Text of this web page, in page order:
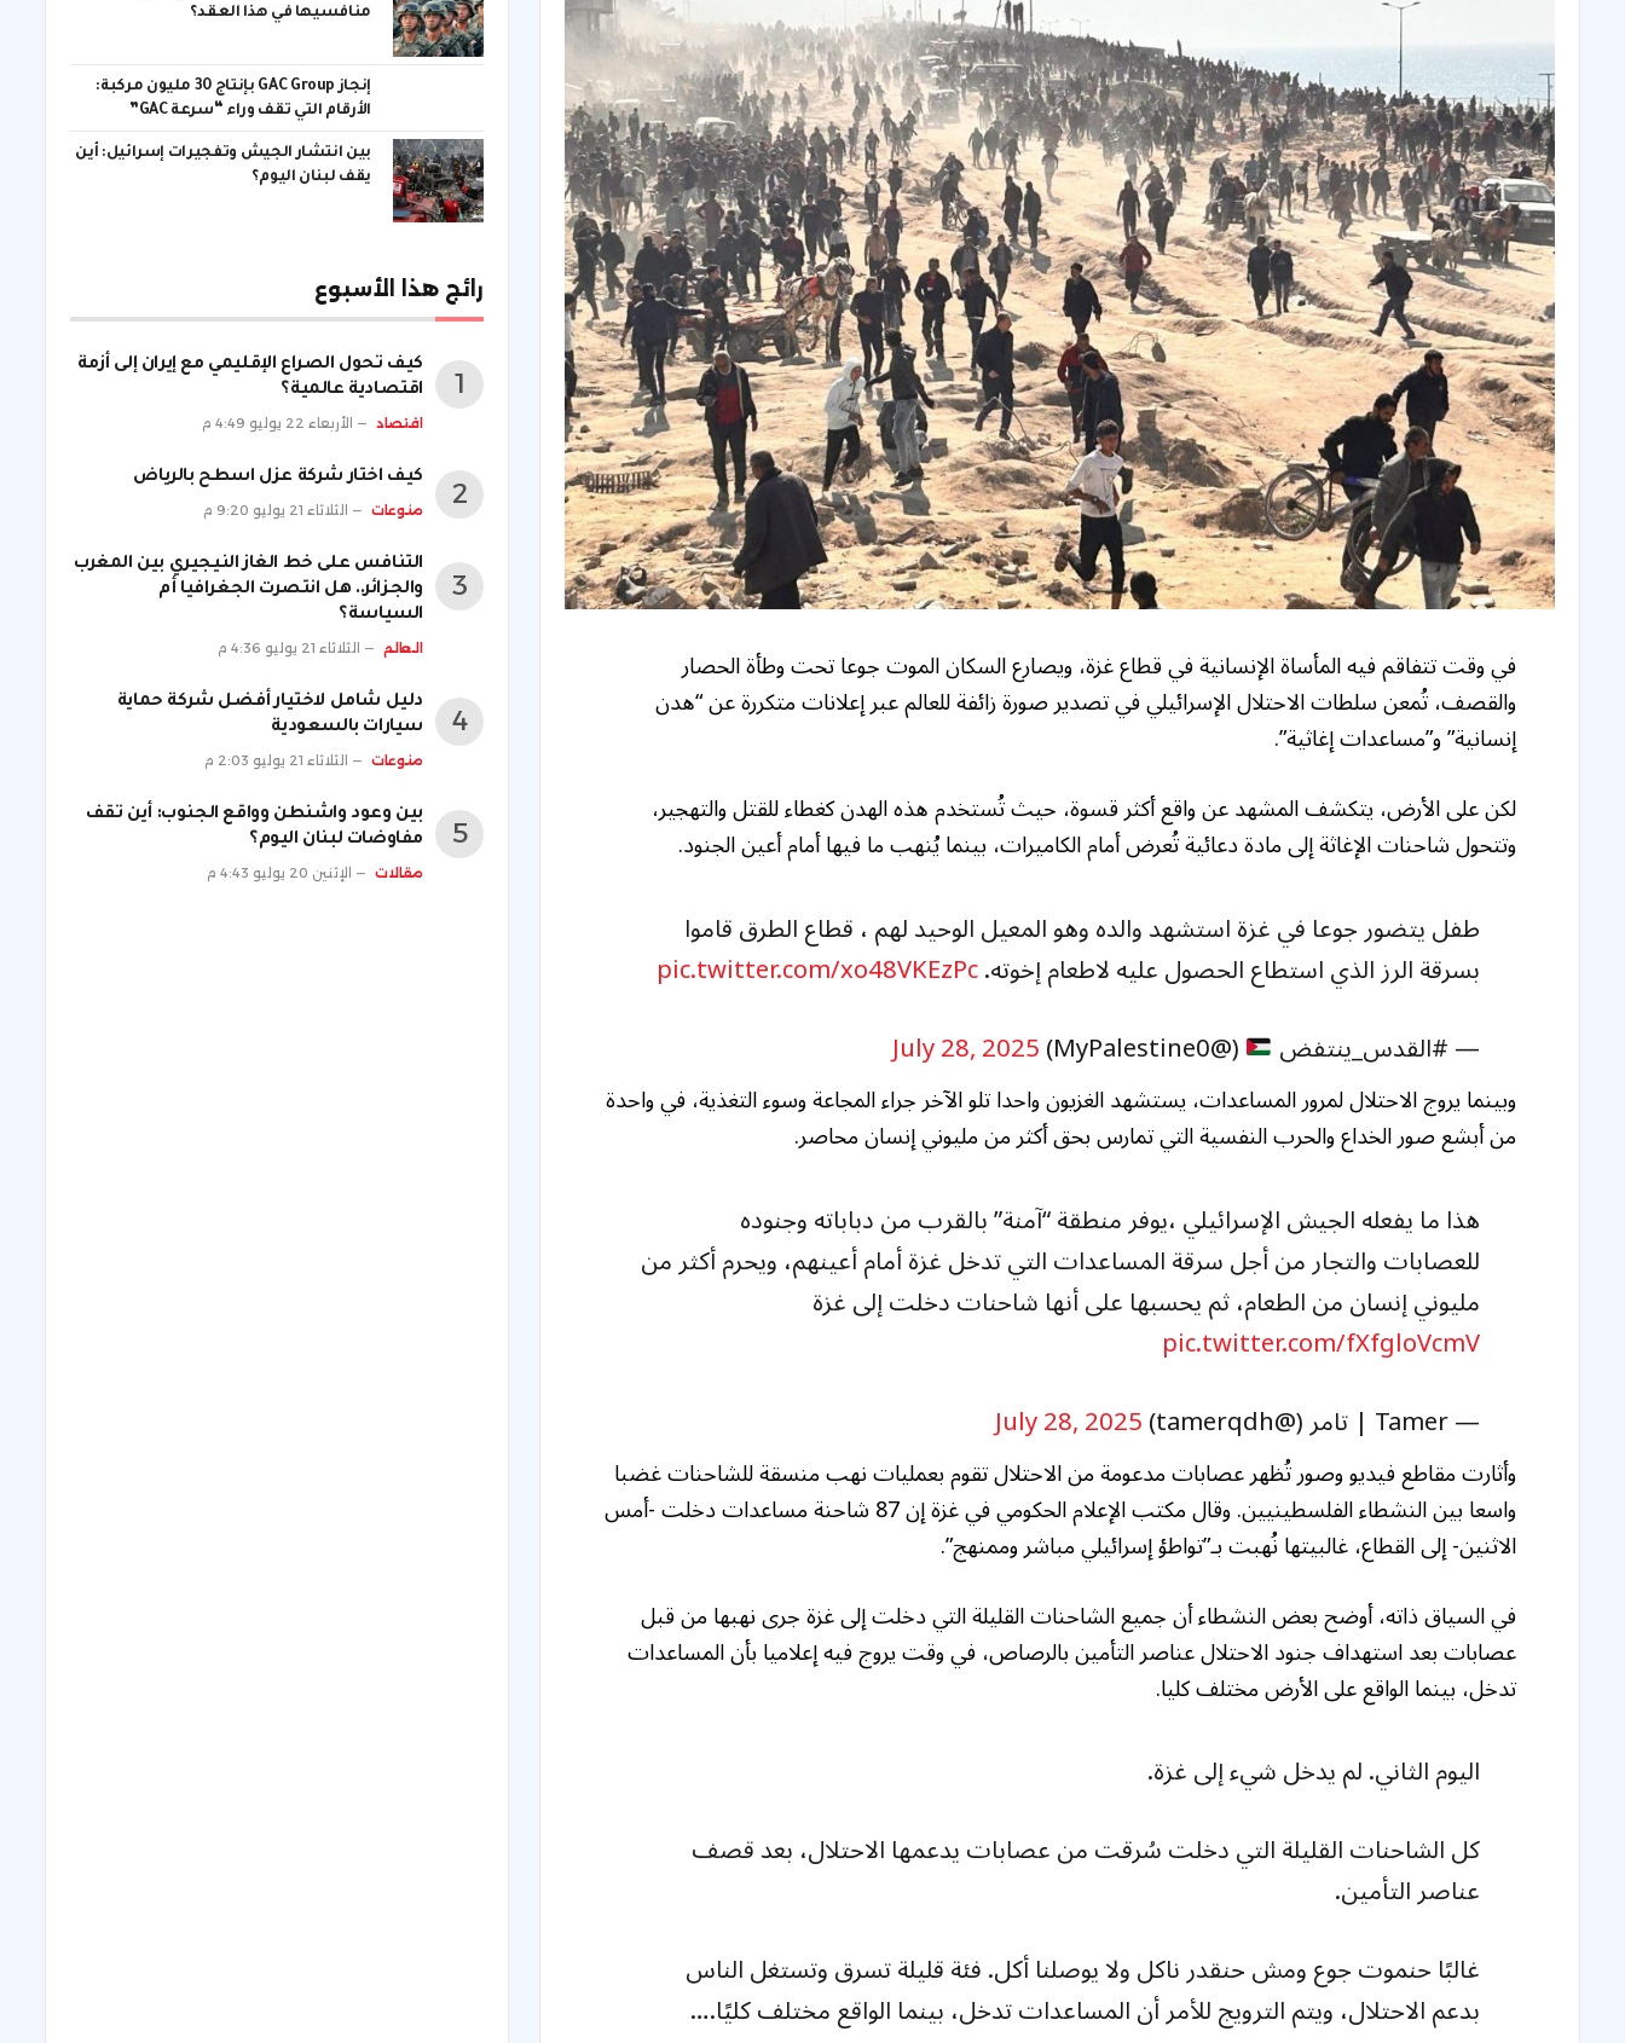
في وقت تتفاقم فيه المأساة الإنسانية في قطاع غزة، ويصارع السكان الموت جوعا تحت وطأة الحصار
والقصف، تُمعن سلطات الاحتلال الإسرائيلي في تصدير صورة زائفة للعالم عبر إعلانات متكررة عن “هدن
إنسانية” و”مساعدات إغاثية”.
لكن على الأرض، يتكشف المشهد عن واقع أكثر قسوة، حيث تُستخدم هذه الهدن كغطاء للقتل والتهجير،
وتتحول شاحنات الإغاثة إلى مادة دعائية تُعرض أمام الكاميرات، بينما يُنهب ما فيها أمام أعين الجنود.
طفل يتضور جوعا في غزة استشهد والده وهو المعيل الوحيد لهم ، قطاع الطرق قاموا
بسرقة الرز الذي استطاع الحصول عليه لاطعام إخوته.pic.twitter.com/xo48VKEzPc
— #القدس_ينتفض
(@MyPalestine0)
July 28, 2025
وبينما يروج الاحتلال لمرور المساعدات، يستشهد الغزيون واحدا تلو الآخر جراء المجاعة وسوء التغذية، في واحدة
من أبشع صور الخداع والحرب النفسية التي تمارس بحق أكثر من مليوني إنسان محاصر.
هذا ما يفعله الجيش الإسرائيلي ،يوفر منطقة “آمنة” بالقرب من دباباته وجنوده
للعصابات والتجار من أجل سرقة المساعدات التي تدخل غزة أمام أعينهم، ويحرم أكثر من
مليوني إنسان من الطعام، ثم يحسبها على أنها شاحنات دخلت إلى غزة
pic.twitter.com/fXfgloVcmV
— Tamer | تامر (@tamerqdh)
July 28, 2025
وأثارت مقاطع فيديو وصور تُظهر عصابات مدعومة من الاحتلال تقوم بعمليات نهب منسقة للشاحنات غضبا
واسعا بين النشطاء الفلسطينيين. وقال مكتب الإعلام الحكومي في غزة إن 87 شاحنة مساعدات دخلت -أمس
الاثنين- إلى القطاع، غالبيتها نُهبت بـ”تواطؤ إسرائيلي مباشر وممنهج”.
في السياق ذاته، أوضح بعض النشطاء أن جميع الشاحنات القليلة التي دخلت إلى غزة جرى نهبها من قبل
عصابات بعد استهداف جنود الاحتلال عناصر التأمين بالرصاص، في وقت يروج فيه إعلاميا بأن المساعدات
تدخل، بينما الواقع على الأرض مختلف كليا.
اليوم الثاني. لم يدخل شيء إلى غزة.
كل الشاحنات القليلة التي دخلت سُرقت من عصابات يدعمها الاحتلال، بعد قصف
عناصر التأمين.
غالبًا حنموت جوع ومش حنقدر ناكل ولا يوصلنا أكل. فئة قليلة تسرق وتستغل الناس
بدعم الاحتلال، ويتم الترويج للأمر أن المساعدات تدخل، بينما الواقع مختلف كليًا.…
منافسيها في هذا العقد؟
إنجاز GAC Group بإنتاج 30 مليون مركبة:
الأرقام التي تقف وراء “سرعة GAC”
بين انتشار الجيش وتفجيرات إسرائيل: أين
يقف لبنان اليوم؟
رائج هذا الأسبوع
كيف تحول الصراع الإقليمي مع إيران إلى أزمة
اقتصادية عالمية؟
اقتصاد الأربعاء 22 يوليو 4:49 م
كيف اختار شركة عزل اسطح بالرياض
منوعات الثلاثاء 21 يوليو 9:20 م
التنافس على خط الغاز النيجيري بين المغرب
والجزائر.. هل انتصرت الجغرافيا أم
السياسة؟
العالم الثلاثاء 21 يوليو 4:36 م
دليل شامل لاختيار أفضل شركة حماية
سيارات بالسعودية
منوعات الثلاثاء 21 يوليو 2:03 م
بين وعود واشنطن وواقع الجنوب: أين تقف
مفاوضات لبنان اليوم؟
مقالات الإثنين 20 يوليو 4:43 م